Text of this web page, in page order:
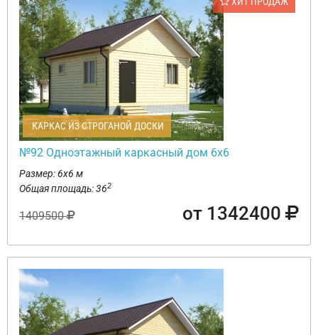
КАРКАС ИЗ СТРОГАНОЙ ДОСКИ
№92 Одноэтажный каркасный дом 6х6
Размер: 6х6 м
Общая площадь: 362
1409500 от 1342400